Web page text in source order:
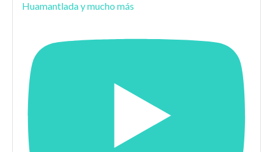
Huamantlada y mucho más